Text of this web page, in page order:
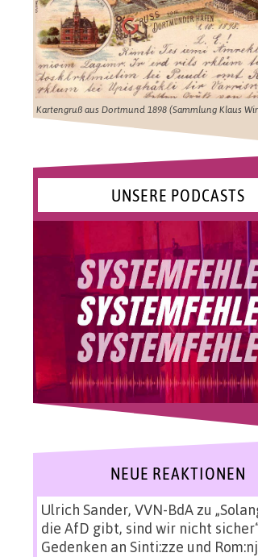
Kartengruß aus Dortmund 1898 (Sammlung Klaus
UNSERE PODCASTS
NEUE REAKTIONEN
Ulrich Sander, VVN-BdAzu
die AfD gibt, sind wir nicht
Gedenken an Sinti:zze und